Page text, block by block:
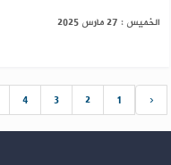
الخميس : 27 مارس 2025
‹
1
2
3
4